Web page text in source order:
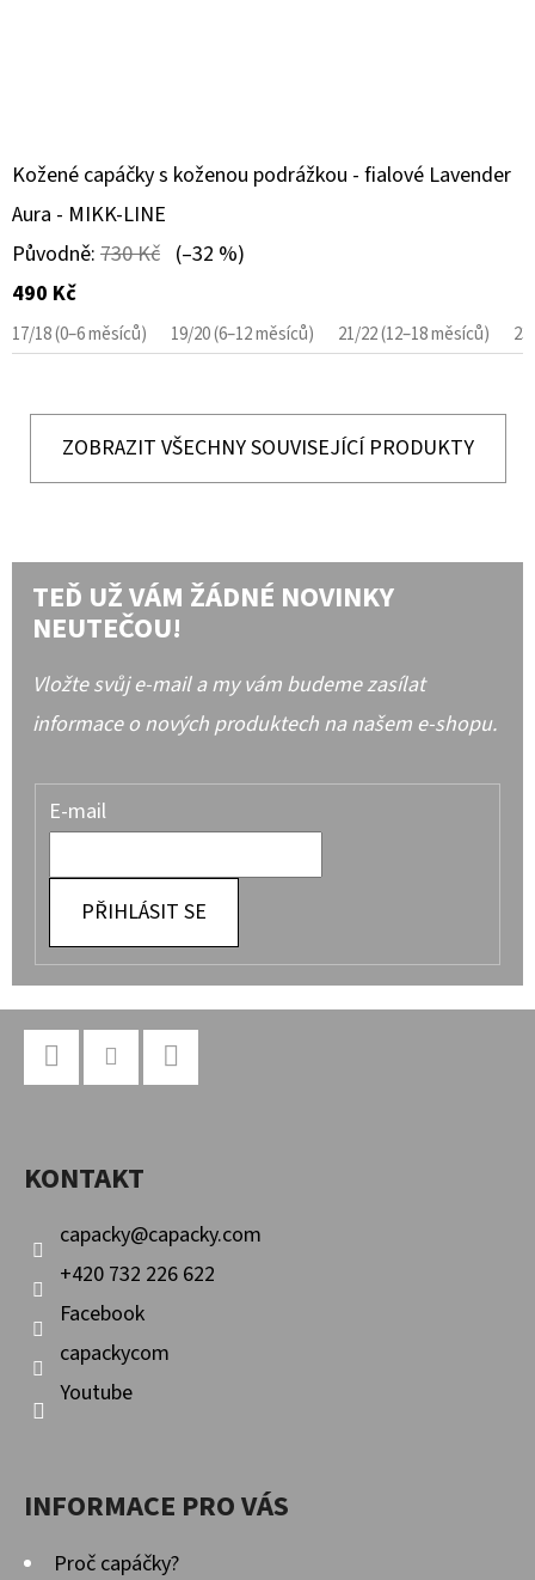
Kožené capáčky s koženou podrážkou - fialové Lavender
Aura - MIKK-LINE
Původně: 730 Kč (–32 %)
490 Kč
17/18 (0–6 měsíců) 19/20 (6–12 měsíců) 21/22 (12–18 měsíců)
ZOBRAZIT VŠECHNY SOUVISEJÍCÍ PRODUKTY
TEĎ UŽ VÁM ŽÁDNÉ NOVINKY
NEUTEČOU!
Vložte svůj e-mail a my vám budeme zasílat
informace o nových produktech na našem e-shopu.
E-mail
PŘIHLÁSIT SE
KONTAKT
capacky@capacky.com
+420 732 226 622
Facebook
capackycom
Youtube
INFORMACE PRO VÁS
Proč capáčky?